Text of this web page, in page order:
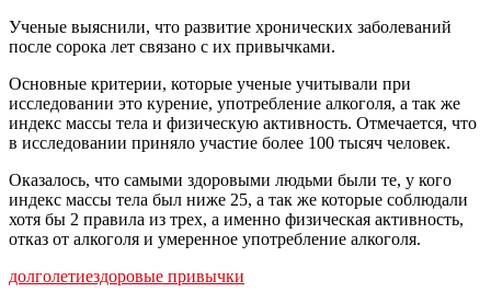
Ученые выяснили, что развитие хронических заболеваний
после сорока лет связано с их привычками.
Основные критерии, которые ученые учитывали при
исследовании это курение, употребление алкоголя, а так же
индекс массы тела и физическую активность. Отмечается, что
в исследовании приняло участие более 100 тысяч человек.
Оказалось, что самыми здоровыми людьми были те, у кого
индекс массы тела был ниже 25, а так же которые соблюдали
хотя бы 2 правила из трех, а именно физическая активность,
отказ от алкоголя и умеренное употребление алкоголя.
долголетиездоровые привычки